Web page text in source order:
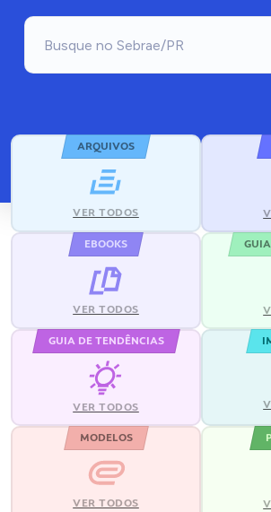
ARQUIVOS
VER TODOS
EBOOKS
VER TODOS
GUIA DE TENDÊNCIAS
VER TODOS
MODELOS
VER TODOS